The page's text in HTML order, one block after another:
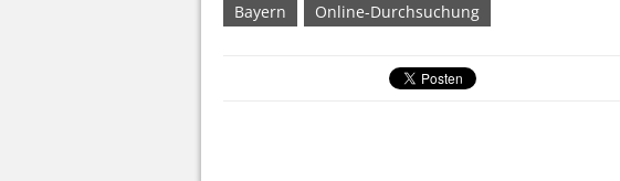
Bayern Online-Durchsuchung